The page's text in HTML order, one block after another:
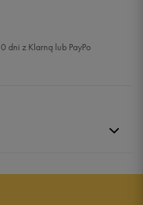
dni z Klarną lub PayPo